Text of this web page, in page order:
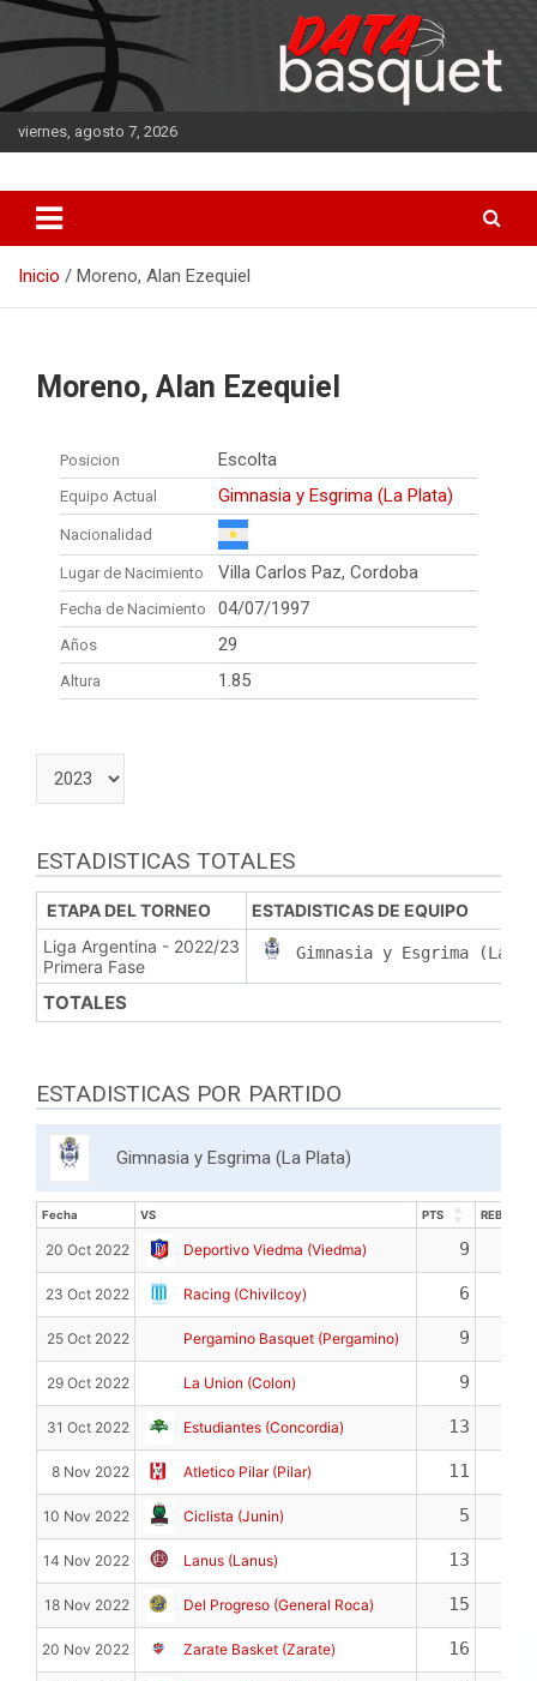
Saltar
al
contenido
viernes, agosto 7, 2026
DATA Basquet
Inicio Moreno, Alan Ezequiel
Moreno, Alan Ezequiel
Posicion Escolta
Equipo Actual Gimnasia y Esgrima (La Plata)
Nacionalidad
Lugar de Nacimiento Villa Carlos Paz, Cordoba
Fecha de Nacimiento 04/07/1997
Años 29
Altura 1.85
ESTADISTICAS TOTALES
ETAPA DEL TORNEO
ESTADISTICAS DE EQUIPO
Liga Argentina - 2022/23
Primera Fase
Gimnasia y Esgrima (La
TOTALES
ESTADISTICAS POR PARTIDO
Gimnasia y Esgrima (La Plata)
Fecha VS PTS
REB
20 Oct 2022 Deportivo Viedma (Viedma) 9
23 Oct 2022 Racing (Chivilcoy) 6
25 Oct 2022 Pergamino Basquet (Pergamino) 9
29 Oct 2022 La Union (Colon) 9
31 Oct 2022 Estudiantes (Concordia) 13
8 Nov 2022 Atletico Pilar (Pilar) 11
10 Nov 2022 Ciclista (Junin) 5
14 Nov 2022 Lanus (Lanus) 13
18 Nov 2022 Del Progreso (General Roca) 15
20 Nov 2022 Zarate Basket (Zarate) 16